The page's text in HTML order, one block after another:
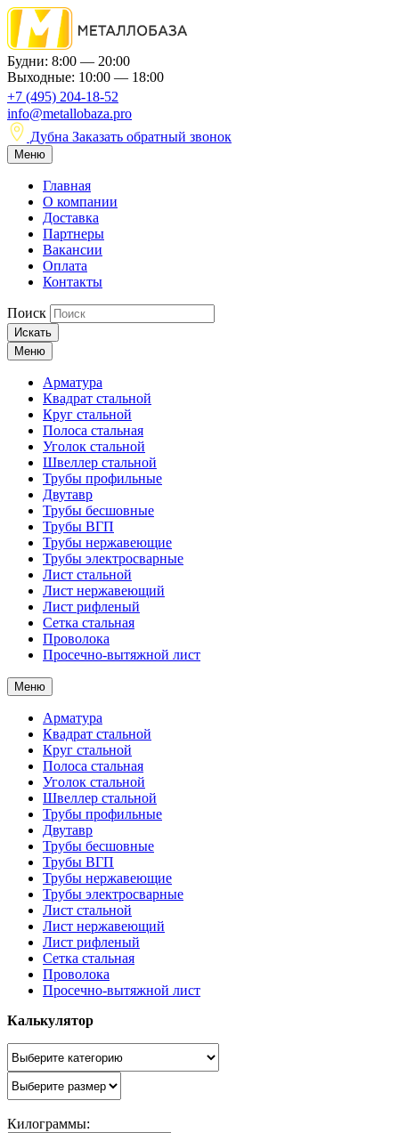
Будни: 8:00 — 20:00
Выходные: 10:00 — 18:00
+7 (495) 204-18-52
info@metallobaza.pro
Дубна Заказать обратный звонок
Меню
Главная
О компании
Доставка
Партнеры
Вакансии
Оплата
Контакты
Поиск
Искать
Меню
Арматура
Квадрат стальной
Круг стальной
Полоса стальная
Уголок стальной
Швеллер стальной
Трубы профильные
Двутавр
Трубы бесшовные
Трубы ВГП
Трубы нержавеющие
Трубы электросварные
Лист стальной
Лист нержавеющий
Лист рифленый
Сетка стальная
Проволока
Просечно-вытяжной лист
Меню
Арматура
Квадрат стальной
Круг стальной
Полоса стальная
Уголок стальной
Швеллер стальной
Трубы профильные
Двутавр
Трубы бесшовные
Трубы ВГП
Трубы нержавеющие
Трубы электросварные
Лист стальной
Лист нержавеющий
Лист рифленый
Сетка стальная
Проволока
Просечно-вытяжной лист
Калькулятор
Килограммы: